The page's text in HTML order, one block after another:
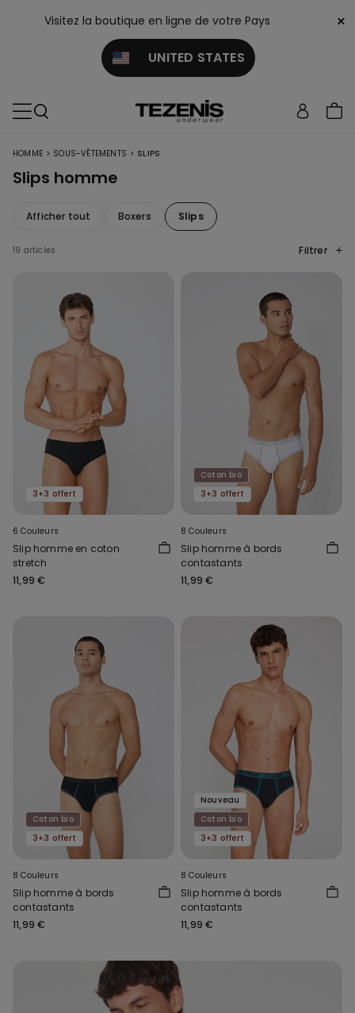
Visitez la boutique en ligne de votre Pays
UNITED STATES
×
HOMME > SOUS-VÊTEMENTS > SLIPS
Slips homme
Afficher tout Boxers Slips
19 articles Filtrer
3+3 offert
6 Couleurs
Slip homme en coton
stretch
11,99 €
Coton bio
3+3 offert
8 Couleurs
Slip homme à bords
contastants
11,99 €
Coton bio
3+3 offert
8 Couleurs
Slip homme à bords
contastants
11,99 €
Nouveau
Coton bio
3+3 offert
8 Couleurs
Slip homme à bords
contastants
11,99 €